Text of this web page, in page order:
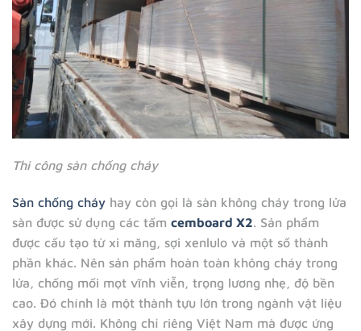
Thi công sàn chống cháy
Sàn chống cháy hay còn gọi là sàn không cháy trong lửa
sàn được sử dụng các tấm cemboard X2. Sản phẩm
được cấu tạo từ xi măng, sợi xenlulo và một số thành
phần khác. Nên sản phẩm hoàn toàn không cháy trong
lửa, chống mối mọt vĩnh viễn, trọng lương nhẹ, độ bền
cao. Đó chính là một thành tựu lớn trong ngành vật liệu
xây dựng mới. Không chỉ riêng Việt Nam mà được ứng